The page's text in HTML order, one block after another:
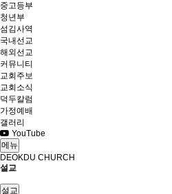
중고등부
청년부
섬김사역
국내선교
해외선교
커뮤니티
교회주보
교회소식
덕두칼럼
가정예배
갤러리
YouTube
메뉴
DEOKDU CHURCH
설교
설교